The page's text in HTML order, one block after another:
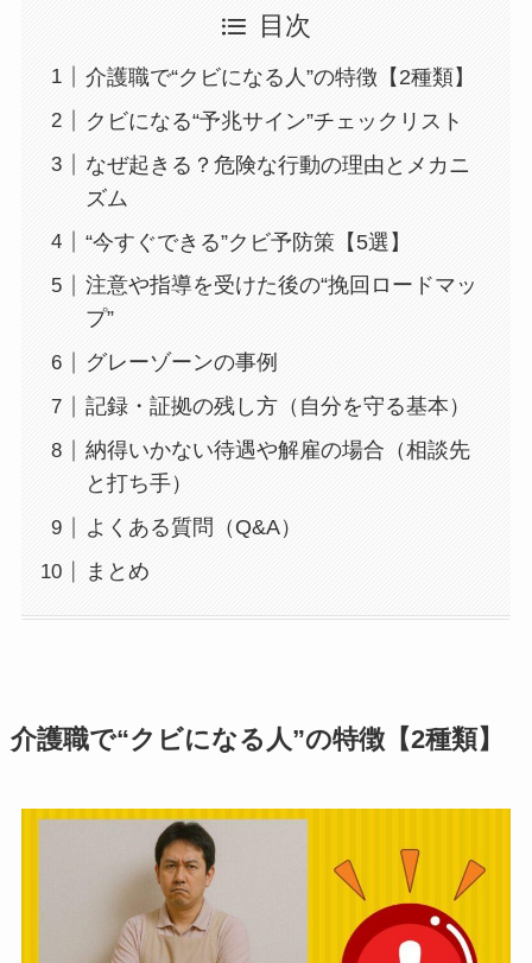
目次
介護職で“クビになる人”の特徴【2種類】
クビになる“予兆サイン”チェックリスト
なぜ起きる？危険な行動の理由とメカニ
ズム
“今すぐできる”クビ予防策【5選】
注意や指導を受けた後の“挽回ロードマッ
プ”
グレーゾーンの事例
記録・証拠の残し方（自分を守る基本）
納得いかない待遇や解雇の場合（相談先
と打ち手）
よくある質問（Q&A）
まとめ
介護職で“クビになる人”の特徴【2種類】